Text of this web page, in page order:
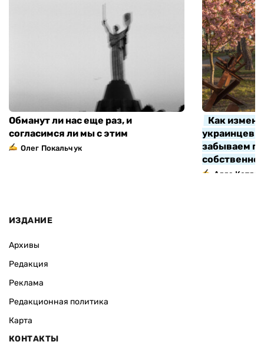
Обманут ли нас еще раз, и
согласимся ли мы с этим
Олег Покальчук
Как
украинцев
забываем
Алла Котляр
ИЗДАНИЕ
Архивы
Редакция
Реклама
Редакционная политика
Карта
КОНТАКТЫ